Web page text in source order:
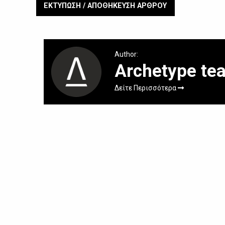
ΕΚΤΥΠΩΣΗ / ΑΠΟΘΗΚΕΥΣΗ ΑΡΘΡΟΥ
Author:
Archetype
Δείτε Περισσότερα